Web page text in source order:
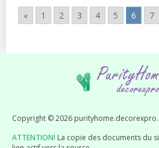
« 1 2 3 4 5 6 7
Copyright © 2026
ATTENTION! La copie des documents du